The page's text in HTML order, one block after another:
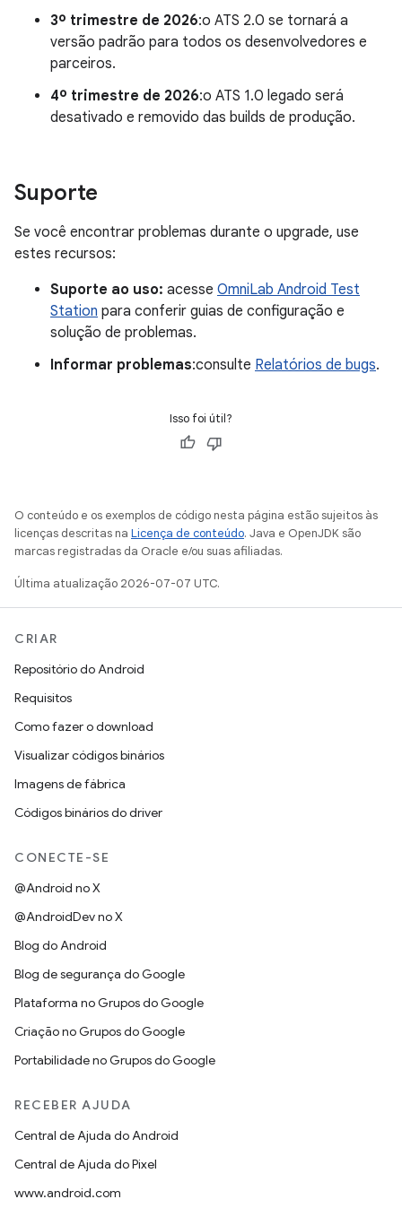
3º trimestre de 2026:o ATS 2.0 se tornará a
versão padrão para todos os desenvolvedores e
parceiros.
4º trimestre de 2026:o ATS 1.0 legado será
desativado e removido das builds de produção.
Suporte
Se você encontrar problemas durante o upgrade, use
estes recursos:
Suporte ao uso: acesse OmniLab Android Test
Station para conferir guias de configuração e
solução de problemas.
Informar problemas:consulte Relatórios de bugs.
Isso foi útil?
O conteúdo e os exemplos de código nesta página estão sujeitos às
licenças descritas na Licença de conteúdo. Java e OpenJDK são
marcas registradas da Oracle e/ou suas afiliadas.
Última atualização 2026-07-07 UTC.
CRIAR
Repositório do Android
Requisitos
Como fazer o download
Visualizar códigos binários
Imagens de fábrica
Códigos binários do driver
CONECTE-SE
@Android no X
@AndroidDev no X
Blog do Android
Blog de segurança do Google
Plataforma no Grupos do Google
Criação no Grupos do Google
Portabilidade no Grupos do Google
RECEBER AJUDA
Central de Ajuda do Android
Central de Ajuda do Pixel
www.android.com